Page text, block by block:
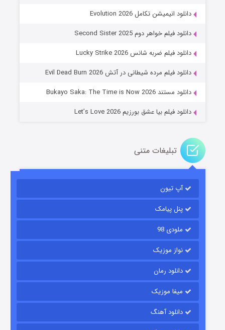
جادوگری در مغولستان
باب اسفنجی فصل ۱۷
قسمت۶ (زیرنویس) منتشر شد
قسمت۱۵ (دوبله) منتشر شد
دانلود انیمیشن تکامل Evolution 2026
دانلود فیلم خواهر دوم Second Sister 2025
دانلود فیلم ضربه شانس Lucky Strike 2026
دانلود فیلم مرده شیطانی در آتش Evil Dead Burn 2026
دانلود مستند Bukayo Saka: The Time is Now 2026
دانلود فیلم بیا عشق بورزیم Let’s Love 2026
تبلیغات متنی
آپ تیون
پنل پیامک
ملودی 98
نواز موزیک
دانلود رمان
میفا موزیک
دانلود آهنگ